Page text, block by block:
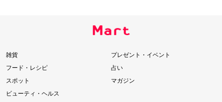
雑貨
フード・レシピ
スポット
ビューティ・ヘルス
プレゼント・イベント
占い
マガジン